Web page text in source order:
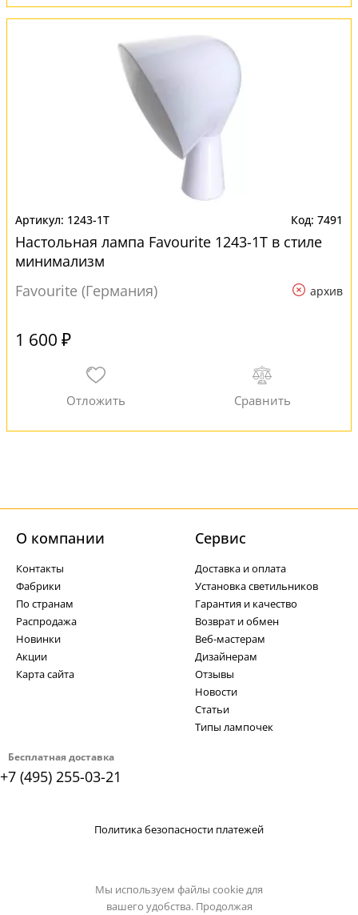
1243-1T 7491
Настольная лампа Favourite 1243-1T в стиле
минимализм
Favourite (Германия)
архив
1 600 ₽
Бесплатная доставка
+7 (495) 255-03-21
О компании
Контакты
Фабрики
По странам
Распродажа
Новинки
Акции
Карта сайта
Cервис
Доставка и оплата
Установка светильников
Гарантия и качество
Возврат и обмен
Веб-мастерам
Дизайнерам
Отзывы
Новости
Статьи
Типы лампочек
Политика безопасности платежей
Мы используем файлы cookie для
вашего удобства. Продолжая